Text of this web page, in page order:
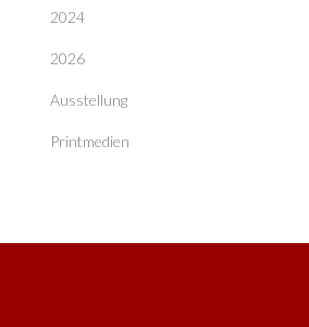
2024
2026
Ausstellung
Printmedien